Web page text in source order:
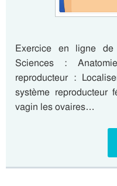
Exercice en ligne
Sciences :
reproducteur :
système reproducteur
vagin les ovaires…